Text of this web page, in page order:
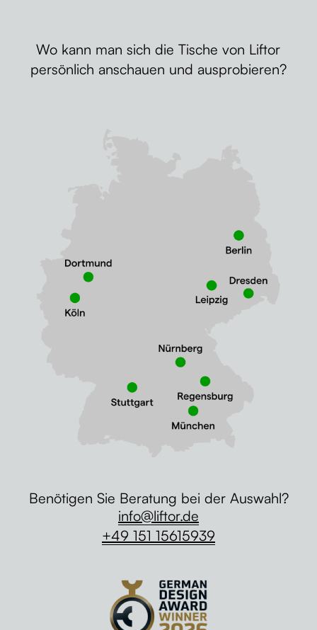
Wo kann man sich die Tische von Liftor
persönlich anschauen und ausprobieren?
Benötigen Sie Beratung bei der Auswahl?
info@liftor.de
+49 151 15615939